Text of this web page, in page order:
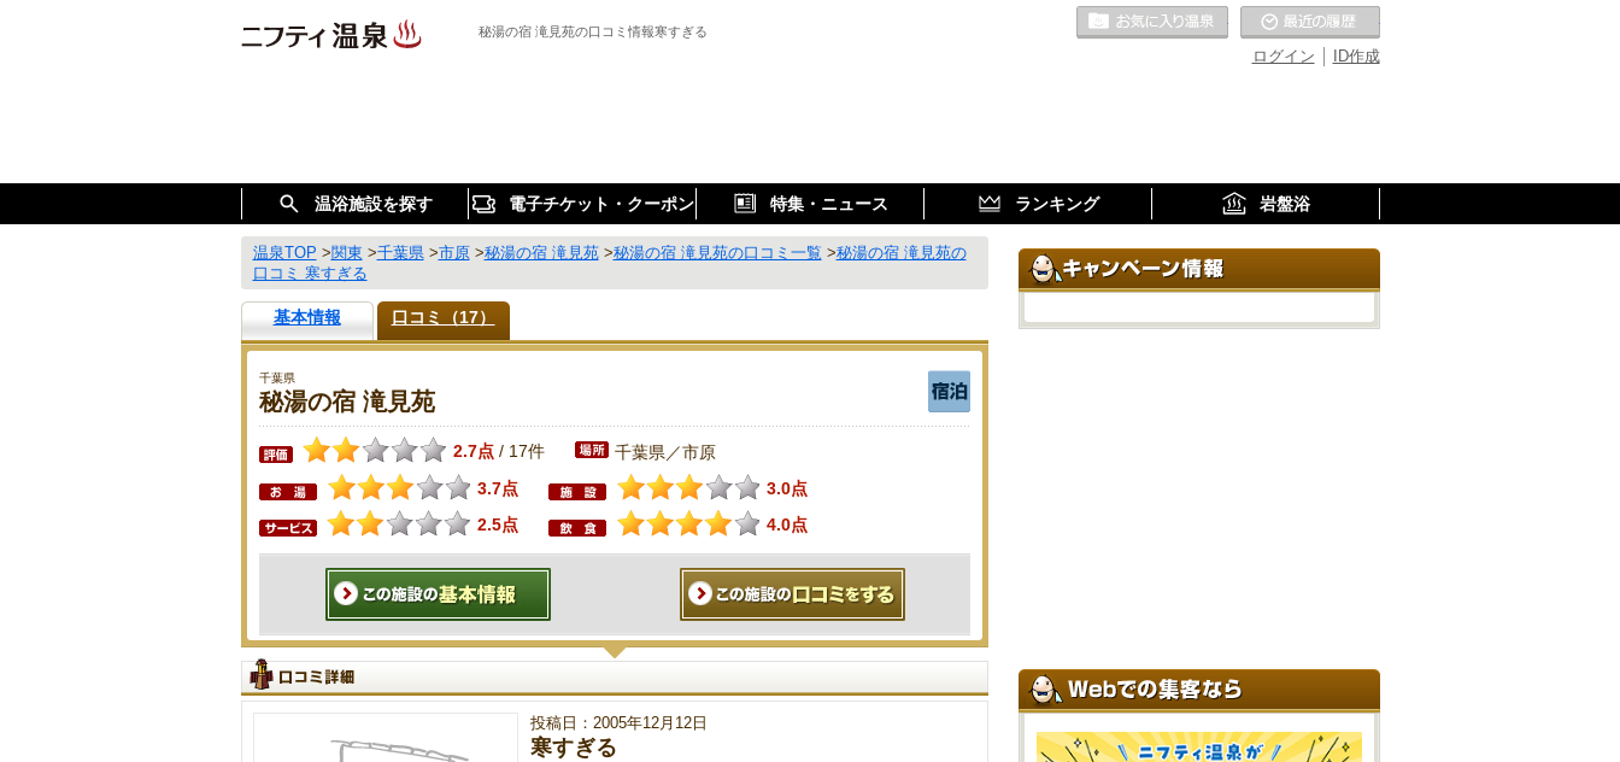
秘湯の宿 滝見苑の口コミ情報寒すぎる
ID作成
ログイン
お気に入りの温泉
温浴施設を探す 電子チケット・クーポン 特集・ニュース ランキング 岩盤浴
温泉TOP >関東 >千葉県>市原>秘湯の宿 滝見苑>秘湯の宿 滝見苑の口コミ一覧 >秘湯の宿 滝見苑の
口コミ 寒すぎる
基本情報 口コミ（17）
千葉県
秘湯の宿 滝見苑
2.7点 / 17件 千葉県／市原
3.7点
3.0点
2.5点
4.0点
投稿日：2005年12月12日
寒すぎる